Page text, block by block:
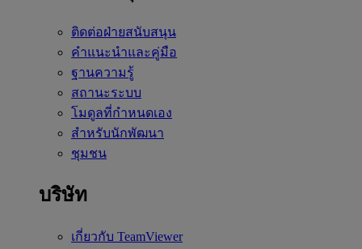
ติดต่อฝ่ายสนับสนุน
คำแนะนำและคู่มือ
ฐานความรู้
สถานะระบบ
โมดูลที่กำหนดเอง
สำหรับนักพัฒนา
ชุมชน
บริษัท
เกี่ยวกับ TeamViewer